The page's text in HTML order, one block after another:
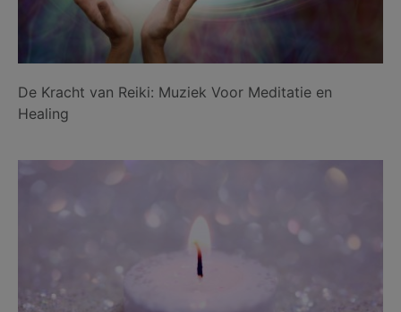
De Kracht van Reiki: Muziek Voor Meditatie en
Healing